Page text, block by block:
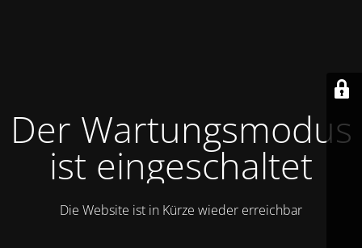
Der Wartungsmodus
ist eingeschaltet
Die Website ist in Kürze wieder erreichbar